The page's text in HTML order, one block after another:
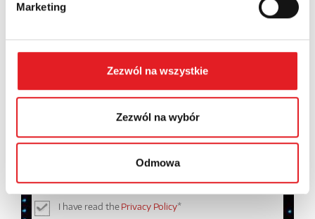
Marketing
Zezwól na wszystkie
Zezwól na wybór
Odmowa
Relpol S.A. More information on the processing of
I have read thePrivacy Policy*